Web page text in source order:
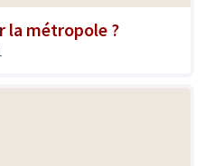
la métropole ?